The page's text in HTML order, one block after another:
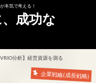
本気で考える！
成功な
VRIO分析】経営資源を測る
企業戦略(成長戦略)